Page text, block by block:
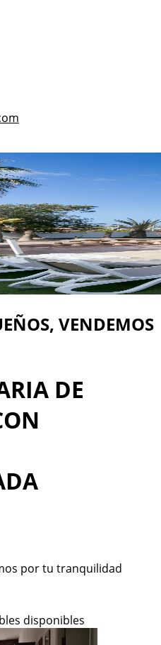
VENDEMOS
DE
por tu tranquilidad
disponibles